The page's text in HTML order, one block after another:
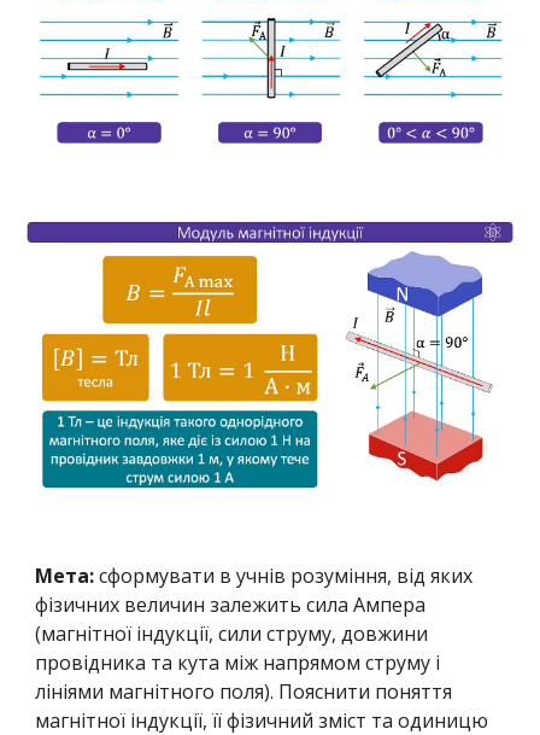
Мета:сформувати в учнів розуміння, від яких
фізичних величин залежить сила Ампера
(магнітної індукції, сили струму, довжини
провідника та кута між напрямом струму і
лініями магнітного поля). Пояснити поняття
магнітної індукції, її фізичний зміст та одиницю